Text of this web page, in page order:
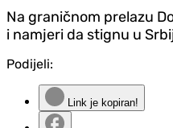
Na graničnom prelazu
i namjeri da stignu u
Podijeli:
Link je kopiran!